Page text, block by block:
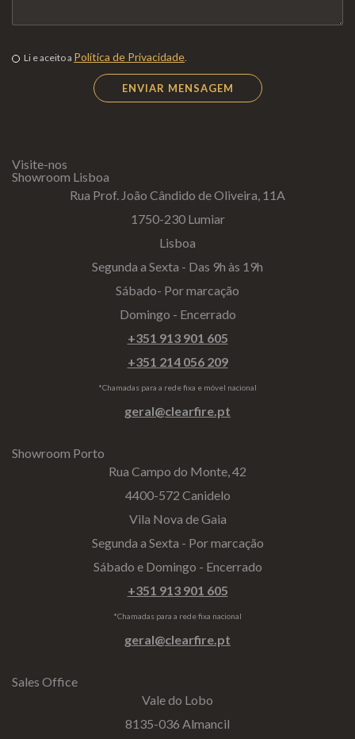
Li e aceito a Política de Privacidade.
Visite-nos
Showroom Lisboa
Rua Prof. João Cândido de Oliveira, 11A
1750-230 Lumiar
Lisboa
Segunda a Sexta - Das 9h às 19h
Sábado- Por marcação
Domingo - Encerrado
+351 913 901 605
+351 214 056 209
*Chamadas para a rede fixa e móvel nacional
geral@clearfire.pt
Showroom Porto
Rua Campo do Monte, 42
4400-572 Canidelo
Vila Nova de Gaia
Segunda a Sexta - Por marcação
Sábado e Domingo - Encerrado
+351 913 901 605
*Chamadas para a rede fixa nacional
geral@clearfire.pt
Sales Office
Vale do Lobo
8135-036 Almancil